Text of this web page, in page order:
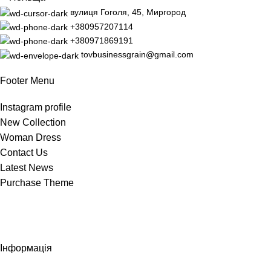
вулиця Гоголя, 45, Миргород
+380957207114
+380971869191
tovbusinessgrain@gmail.com
Footer Menu
Instagram profile
New Collection
Woman Dress
Contact Us
Latest News
Purchase Theme
Інформація